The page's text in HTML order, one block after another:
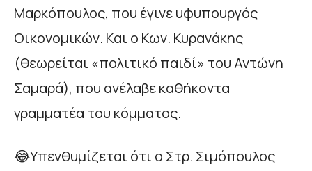
Μαρκόπουλος, που έγινε υφυπουργός
Οικονομικών. Και ο Κων. Κυρανάκης
(θεωρείται «πολιτικό παιδί» του Αντώνη
Σαμαρά), που ανέλαβε καθήκοντα
γραμματέα του κόμματος.
😂Υπενθυμίζεται ότι ο Στρ. Σιμόπουλος